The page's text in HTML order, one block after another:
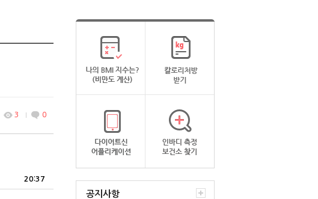
3 0
20:37
공지사항